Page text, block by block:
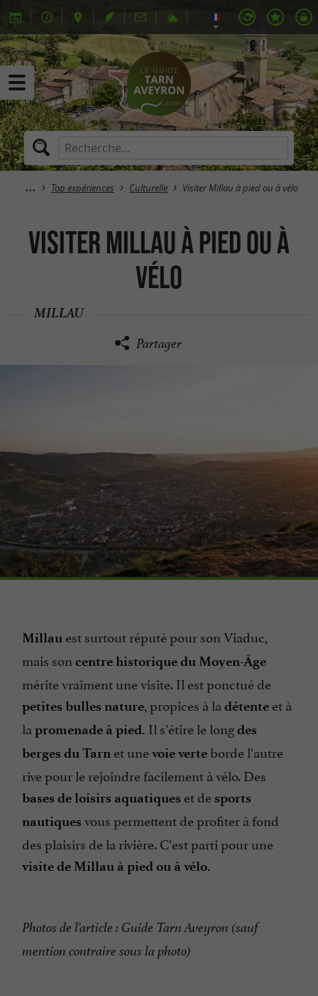
Top expériences Culturelle Visiter Millau à pied ou à vélo
Visiter Millau à pied ou à
vélo
MILLAU
Partager
Millau est surtout réputé pour son Viaduc,
mais son centre historique du Moyen-Âge
mérite vraiment une visite. Il est ponctué de
petites bulles nature, propices à la détente et à
la promenade à pied. Il s’étire le longdes
berges du Tarn et unevoie verte borde l’autre
rive pour le rejoindre facilement à vélo. Des
bases de loisirs aquatiques et de sports
nautiques vous permettent de profiter à fond
des plaisirs de la rivière. C’est parti pour une
visite de Millau à pied ou à vélo.
Photos de l’article : Guide Tarn Aveyron (sauf
mention contraire sous la photo)